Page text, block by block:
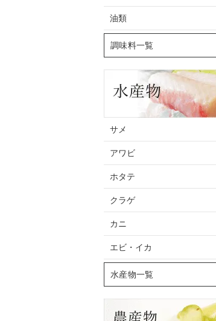
油類
調味料一覧
サメ
アワビ
ホタテ
クラゲ
カニ
エビ・イカ
水産物一覧